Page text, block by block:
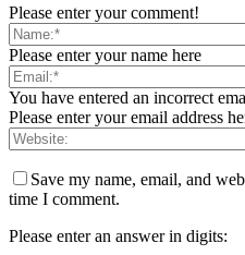
Please enter your comment!
Please enter your name here
You have entered an incorrect
Please enter your email address
Save my name, email, and
time I comment.
Please enter an answer in digits: